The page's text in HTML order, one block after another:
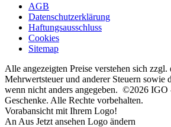
AGB
Datenschutzerklärung
Haftungsausschluss
Cookies
Sitemap
Alle angezeigten Preise verstehen sich zzgl.
Mehrwertsteuer und anderer Steuern sowie
wenn nicht anders angegeben. ©2026
Geschenke. Alle Rechte vorbehalten.
Vorabansicht mit Ihrem Logo!
An Aus Jetzt ansehen Logo ändern